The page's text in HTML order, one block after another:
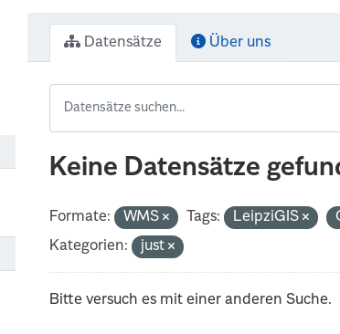
Datensätze Über uns
Keine Datensätze
Formate: WMS Tags: LeipziGIS
Kategorien:
just
Bitte versuch es mit einer anderen Suche.